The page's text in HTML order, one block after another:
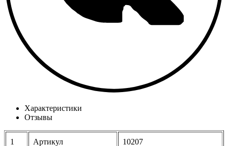
Характеристики
Отзывы
1 Артикул 10207